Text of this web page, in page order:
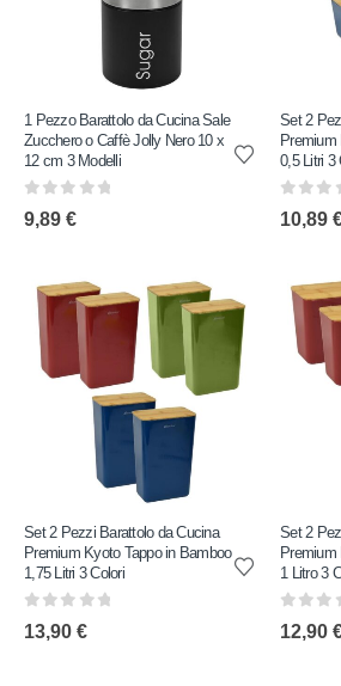
1 Pezzo Barattolo da Cucina Sale
Zucchero o Caffè Jolly Nero 10 x
12 cm 3 Modelli
9,89 €
Set 2
Premium
0,5 Litri 3
10,89
Set 2 Pezzi Barattolo da Cucina
Premium Kyoto Tappo in Bamboo
1,75 Litri 3 Colori
0 out of 5
13,90 €
Set 2
Premium
1 Litro 3
0 out
12,90